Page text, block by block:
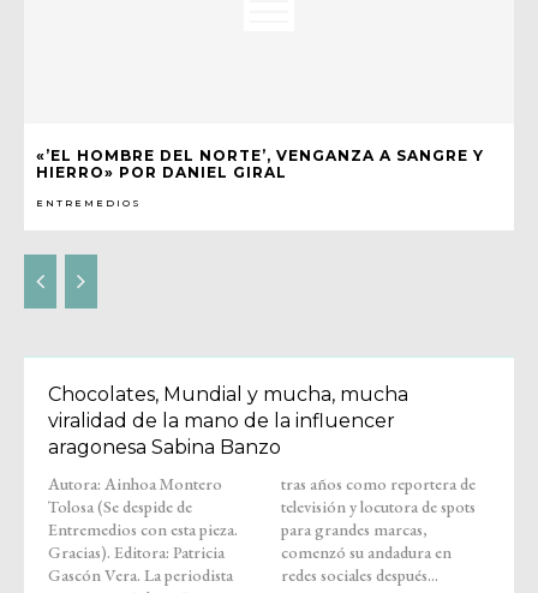
«’EL HOMBRE DEL NORTE’, VENGANZA A SANGRE Y
HIERRO» POR DANIEL GIRAL
ENTREMEDIOS
Chocolates, Mundial y mucha, mucha
viralidad de la mano de la influencer
aragonesa Sabina Banzo
Autora: Ainhoa Montero
Tolosa (Se despide de
Entremedios con esta pieza.
Gracias). Editora: Patricia
Gascón Vera. La periodista
tras años como reportera de
televisión y locutora de spots
para grandes marcas,
comenzó su andadura en
redes sociales después...